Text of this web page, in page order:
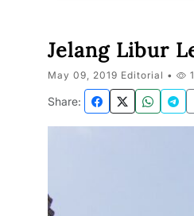
Jelang Libur
May 09, 2019 Editorial •
Share: